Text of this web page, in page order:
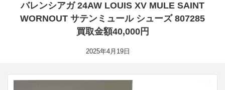
バレンシアガ 24AW LOUIS XV MULE SAINT
WORNOUT サテンミュール シューズ 807285
買取金額40,000円
2025年4月19日